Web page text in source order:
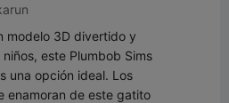
modelo 3D divertido y
este Plumbob Sims
una opción ideal. Los
enamoran de este gatito